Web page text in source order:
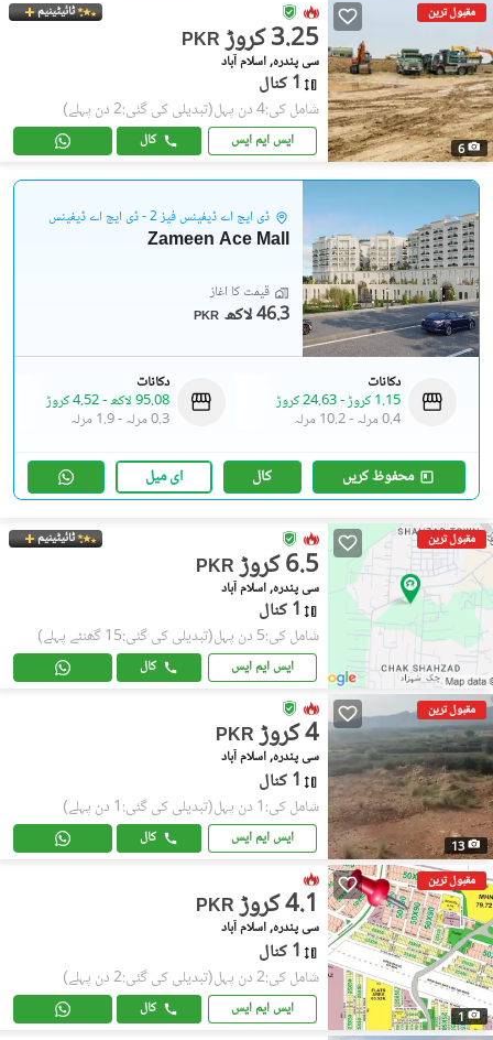
مقبول ترین
6
ٹائیٹینیم
PKR 3.25 کروڑ
سی پندرہ, اسلام آباد
1 کنال
شامل کی:4 دن پہل (تبدیلی کی گئی:2 دن پہلے)
ایس ایم ایس کال
ڈی ایچ اے ڈیفینس فیز 2 - ڈی ایچ اے ڈیفینس
Zameen Ace Mall
قیمت کا آغاز
PKR 46.3 لاکھ
دکانات
1.15 کروڑ
-24.63 کروڑ
0.4 مرلہ
-10.2 مرلہ
دکانات
95.08 لاکھ
-4.52 کروڑ
0.3 مرلہ
-1.9 مرلہ
محفوظ کریں کال ای میل
مقبول ترین ٹائیٹینیم
PKR 6.5 کروڑ
سی پندرہ, اسلام آباد
1 کنال
شامل کی:5 دن پہل (تبدیلی کی گئی:15 گھنٹے پہلے)
ایس ایم ایس کال
مقبول ترین
13
PKR 4 کروڑ
سی پندرہ, اسلام آباد
1 کنال
شامل کی:1 دن پہل (تبدیلی کی گئی:1 دن پہلے)
ایس ایم ایس کال
مقبول ترین
1
PKR 4.1 کروڑ
سی پندرہ, اسلام آباد
1 کنال
شامل کی:2 دن پہل (تبدیلی کی گئی:2 دن پہلے)
ایس ایم ایس کال